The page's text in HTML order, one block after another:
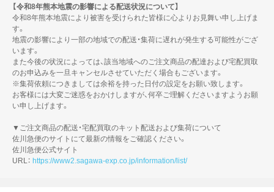
【令和8年熊本地震の影響による配送状況について】
令和8年熊本地震により被害を受けられた皆様に心よりお見舞い申し上げま
す。
地震の影響により一部の地域での配送・集荷に遅れが発生する可能性がござ
います。
また今後の状況によっては、該当地域へのご注文商品の配達および宅配買取
のお申込みを一旦キャンセルさせていただく場合もございます。
※集荷依頼につきましては余裕を持った日付の設定をお願い致します。
お客様には大変ご迷惑をおかけしますが、何卒ご理解くださいますようお願
い申し上げます。
▼ご注文商品の配送・宅配買取のキット配送および集荷について
佐川急便のサイトにて最新の情報をご確認ください。
佐川急便公式サイト
URL： https://www2.sagawa-exp.co.jp/information/list/